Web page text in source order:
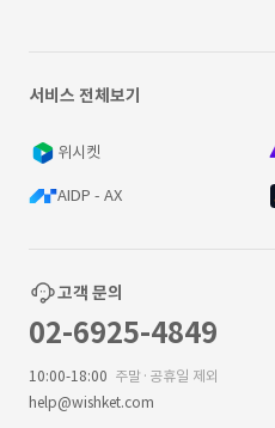
서비스 전체보기
위시켓
AIDP - AX
고객 문의
02-6925-4849
10:00-18:00 주말·공휴일 제외
help@wishket.com